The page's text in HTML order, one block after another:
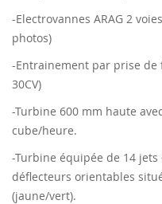
-Electrovannes ARAG 2
photos)
-Entrainement par prise de
30CV)
-Turbine 600 mm haute
cube/heure.
-Turbine équipée de 14
déflecteurs orientables
(jaune/vert).